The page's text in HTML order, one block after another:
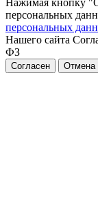
Нажимая кнопку
персональных
персональных
Нашего сайта
ФЗ
Согласен Отмена